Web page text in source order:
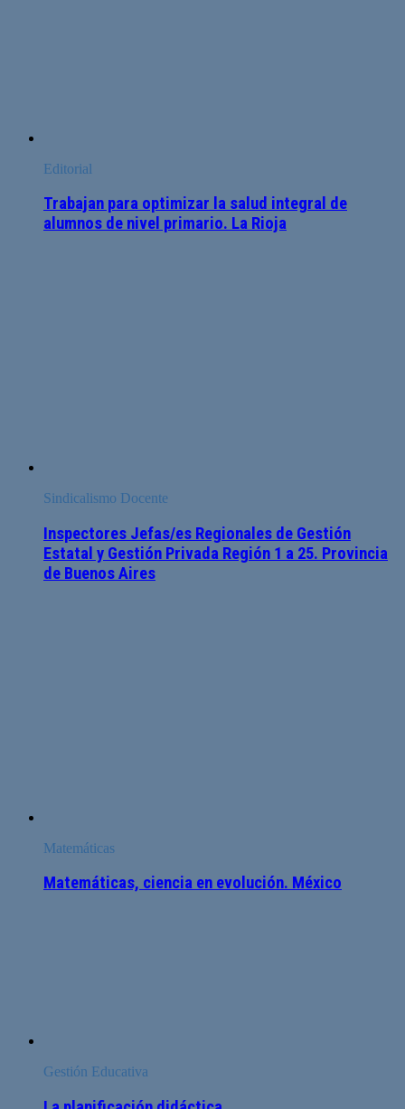
Editorial
Trabajan para optimizar la salud integral de
alumnos de nivel primario. La Rioja
Sindicalismo Docente
Inspectores Jefas/es Regionales de Gestión
Estatal y Gestión Privada Región 1 a 25. Provincia
de Buenos Aires
Matemáticas
Matemáticas, ciencia en evolución. México
Gestión Educativa